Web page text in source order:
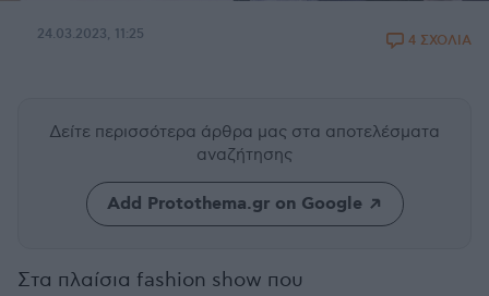
24.03.2023, 11:25 4 ΣΧΟΛΙΑ
Δείτε περισσότερα άρθρα μας στα αποτελέσματα
αναζήτησης
Add Protothema.gr on Google
Στα πλαίσια fashion show που